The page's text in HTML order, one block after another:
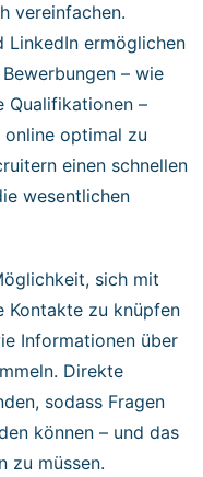
vereinfachen.
LinkedIn ermöglichen
– wie
Qualifikationen –
optimal zu
einen schnellen
wesentlichen
sich mit
Kontakte zu knüpfen
Informationen über
Direkte
sodass Fragen
können – und das
zu müssen.